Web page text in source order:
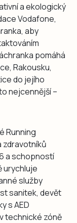
a ekologický
Vodafone,
aby
pomáhá
Rakousku,
do jejího
nejcennější –
Running
zdravotníků
a schopností
urychluje
služby
sanitek, devět
s AED
technické zóně